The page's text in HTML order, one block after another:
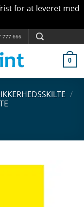
for at leveret med
777 666
0
/